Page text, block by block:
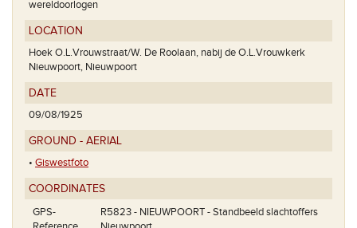
wereldoorlogen
LOCATION
Hoek O.L.Vrouwstraat/W. De Roolaan, nabij de O.L.Vrouwkerk
Nieuwpoort, Nieuwpoort
DATE
09/08/1925
GROUND - AERIAL
• Giswestfoto
COORDINATES
GPS-
R5823 - NIEUWPOORT - Standbeeld slachtoffers